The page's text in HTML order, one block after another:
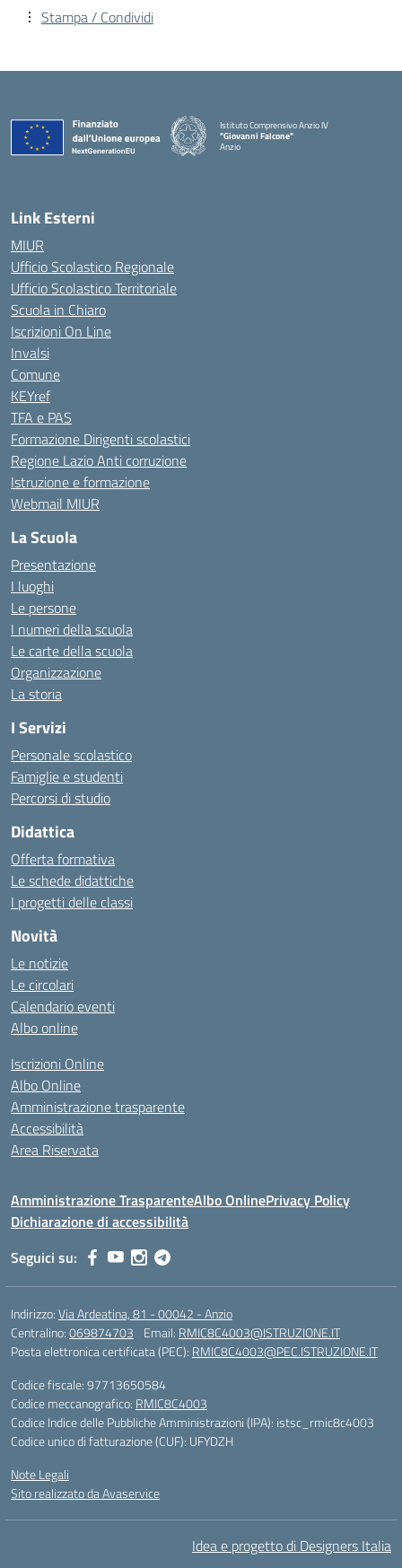
Stampa / Condividi
Istituto Comprensivo Anzio IV
"Giovanni Falcone"
Anzio
Link Esterni
MIUR
Ufficio Scolastico Regionale
Ufficio Scolastico Territoriale
Scuola in Chiaro
Iscrizioni On Line
Invalsi
Comune
KEYref
TFA e PAS
Formazione Dirigenti scolastici
Regione Lazio Anti corruzione
Istruzione e formazione
Webmail MIUR
La Scuola
Presentazione
I luoghi
Le persone
I numeri della scuola
Le carte della scuola
Organizzazione
La storia
I Servizi
Personale scolastico
Famiglie e studenti
Percorsi di studio
Didattica
Offerta formativa
Le schede didattiche
I progetti delle classi
Novità
Le notizie
Le circolari
Calendario eventi
Albo online
Iscrizioni Online
Albo Online
Amministrazione trasparente
Accessibilità
Area Riservata
Amministrazione TrasparenteAlbo OnlinePrivacy Policy
Dichiarazione di accessibilità
Seguici su:
Indirizzo:Via Ardeatina, 81 - 00042 - Anzio
Centralino:069874703 Email: RMIC8C4003@ISTRUZIONE.IT
Posta elettronica certificata (PEC): RMIC8C4003@PEC.ISTRUZIONE.IT
Codice fiscale: 97713650584
Codice meccanografico: RMIC8C4003
Codice Indice delle Pubbliche Amministrazioni (IPA): istsc_rmic8c4003
Codice unico di fatturazione (CUF): UFYDZH
Note Legali
Sito realizzato da Avaservice
Idea e progetto di Designers Italia